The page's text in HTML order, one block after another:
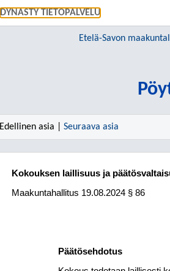
DYNASTY TIETOPALVELU
Etelä-Savon
Edellinen asia | Seuraava asia
Kokouksen laillisuus ja
Maakuntahallitus 19.08.2024 § 86
Päätösehdotus